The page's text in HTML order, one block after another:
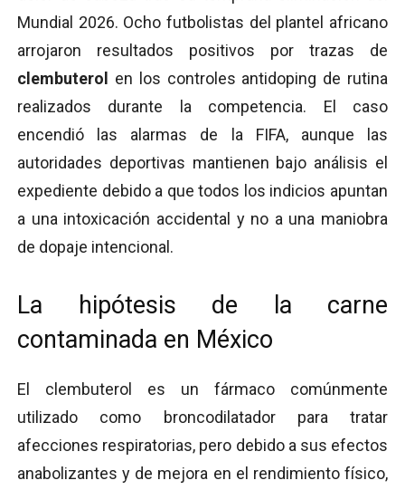
Mundial 2026. Ocho futbolistas del plantel africano
arrojaron resultados positivos por trazas de
clembuterol
en los controles antidoping de rutina
realizados durante la competencia. El caso
encendió las alarmas de la FIFA, aunque las
autoridades deportivas mantienen bajo análisis el
expediente debido a que todos los indicios apuntan
a una intoxicación accidental y no a una maniobra
de dopaje intencional.
La hipótesis de la carne
contaminada en México
El clembuterol es un fármaco comúnmente
utilizado como broncodilatador para tratar
afecciones respiratorias, pero debido a sus efectos
anabolizantes y de mejora en el rendimiento físico,